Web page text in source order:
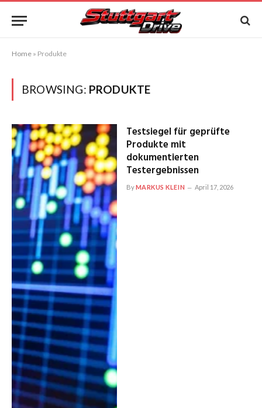
Home » Produkte
BROWSING: PRODUKTE
Testsiegel für geprüfte
Produkte mit
dokumentierten
Testergebnissen
ByMARKUS KLEIN April 17, 2026